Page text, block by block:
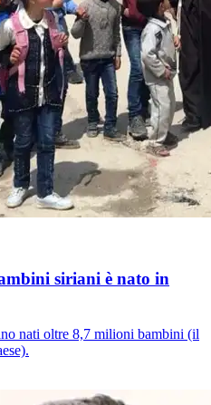
siriani è nato in
nati oltre 8,7 milioni bambini (il